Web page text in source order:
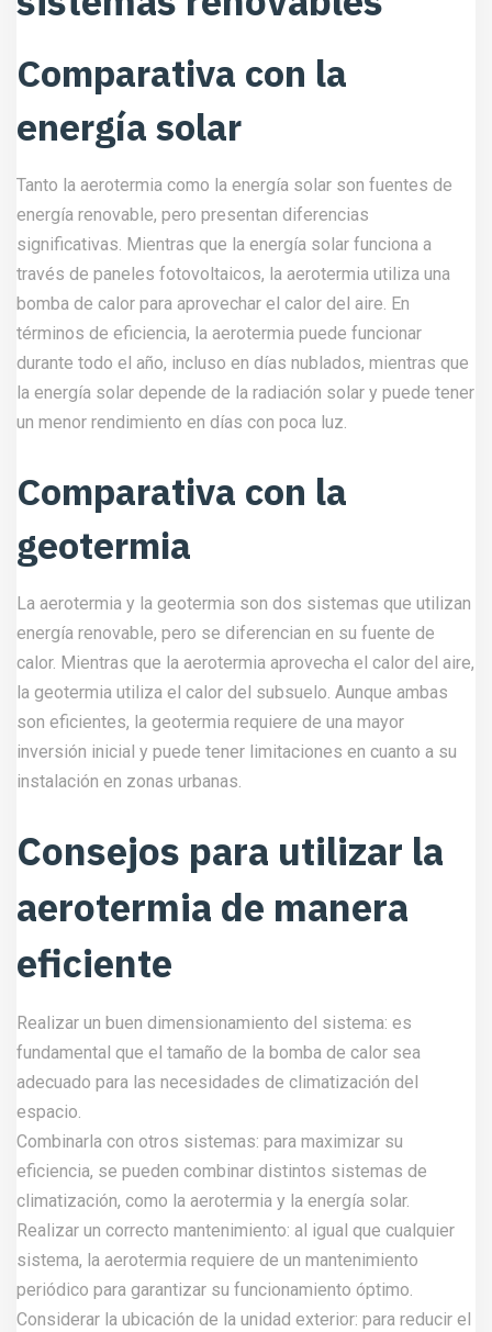
Comparativa con la
energía solar
Tanto la aerotermia como la energía solar son fuentes de
energía renovable, pero presentan diferencias
significativas. Mientras que la energía solar funciona a
través de paneles fotovoltaicos, la aerotermia utiliza una
bomba de calor para aprovechar el calor del aire. En
términos de eficiencia, la aerotermia puede funcionar
durante todo el año, incluso en días nublados, mientras que
la energía solar depende de la radiación solar y puede tener
un menor rendimiento en días con poca luz.
Comparativa con la
geotermia
La aerotermia y la geotermia son dos sistemas que utilizan
energía renovable, pero se diferencian en su fuente de
calor. Mientras que la aerotermia aprovecha el calor del aire,
la geotermia utiliza el calor del subsuelo. Aunque ambas
son eficientes, la geotermia requiere de una mayor
inversión inicial y puede tener limitaciones en cuanto a su
instalación en zonas urbanas.
Consejos para utilizar la
aerotermia de manera
eficiente
Realizar un buen dimensionamiento del sistema: es
fundamental que el tamaño de la bomba de calor sea
adecuado para las necesidades de climatización del
espacio.
Combinarla con otros sistemas: para maximizar su
eficiencia, se pueden combinar distintos sistemas de
climatización, como la aerotermia y la energía solar.
Realizar un correcto mantenimiento: al igual que cualquier
sistema, la aerotermia requiere de un mantenimiento
periódico para garantizar su funcionamiento óptimo.
Considerar la ubicación de la unidad exterior: para reducir el